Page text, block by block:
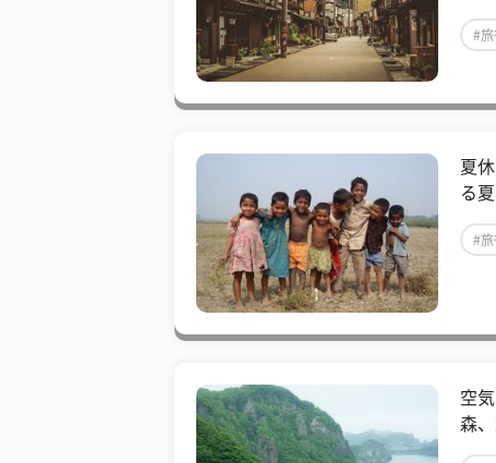
#旅
夏
る
#旅
空
森